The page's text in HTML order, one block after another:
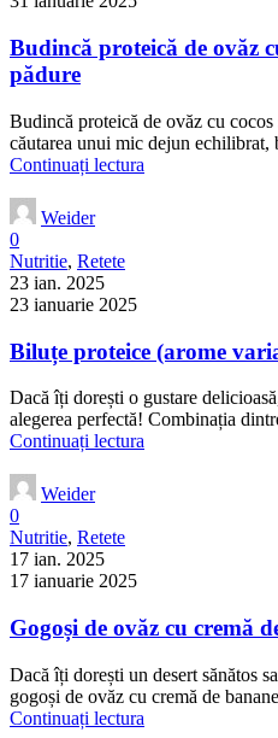
Budincă proteică de ovăz
pădure
Budincă proteică de ovăz cu
căutarea unui mic dejun echilibrat,
Continuați lectura
Weider
0
Nutritie, Retete
23 ian. 2025
23 ianuarie 2025
Biluțe proteice (arome
Dacă îți dorești o gustare
alegerea perfectă! Combinația
Continuați lectura
Weider
0
Nutritie, Retete
17 ian. 2025
17 ianuarie 2025
Gogoși de ovăz cu cremă
Dacă îți dorești un desert sănătos
gogoși de ovăz cu cremă de
Continuați lectura